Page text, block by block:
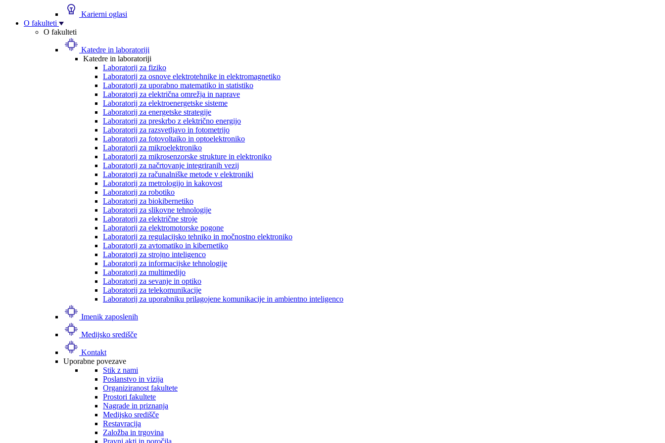
Karierni oglasi
O fakulteti
O fakulteti
Katedre in laboratoriji
Katedre in laboratoriji
Laboratorij za fiziko
Laboratorij za osnove elektrotehnike in elektromagnetiko
Laboratorij za uporabno matematiko in statistiko
Laboratorij za električna omrežja in naprave
Laboratorij za elektroenergetske sisteme
Laboratorij za energetske strategije
Laboratorij za preskrbo z električno energijo
Laboratorij za razsvetljavo in fotometrijo
Laboratorij za fotovoltaiko in optoelektroniko
Laboratorij za mikroelektroniko
Laboratorij za mikrosenzorske strukture in elektroniko
Laboratorij za načrtovanje integriranih vezij
Laboratorij za računalniške metode v elektroniki
Laboratorij za metrologijo in kakovost
Laboratorij za robotiko
Laboratorij za biokibernetiko
Laboratorij za slikovne tehnologije
Laboratorij za električne stroje
Laboratorij za elektromotorske pogone
Laboratorij za regulacijsko tehniko in močnostno elektroniko
Laboratorij za avtomatiko in kibernetiko
Laboratorij za strojno inteligenco
Laboratorij za informacijske tehnologije
Laboratorij za multimedijo
Laboratorij za sevanje in optiko
Laboratorij za telekomunikacije
Laboratorij za uporabniku prilagojene komunikacije in ambientno inteligenco
Imenik zaposlenih
Medijsko središče
Kontakt
Uporabne povezave
Stik z nami
Poslanstvo in vizija
Organiziranost fakultete
Prostori fakultete
Nagrade in priznanja
Medijsko središče
Restavracija
Založba in trgovina
Pravni akti in poročila